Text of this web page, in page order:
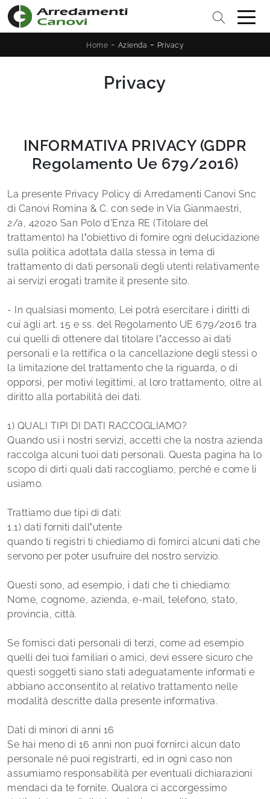
Home - Azienda - Privacy
Privacy
INFORMATIVA PRIVACY (GDPR
Regolamento Ue 679/2016)
La presente Privacy Policy di Arredamenti Canovi Snc
di Canovi Romina & C. con sede in Via Gianmaestri,
2/a, 42020 San Polo d'Enza RE (Titolare del
trattamento) ha l’obiettivo di fornire ogni delucidazione
sulla politica adottata dalla stessa in tema di
trattamento di dati personali degli utenti relativamente
ai servizi erogati tramite il presente sito.
- In qualsiasi momento, Lei potrà esercitare i diritti di
cui agli art. 15 e ss. del Regolamento UE 679/2016 tra
cui quelli di ottenere dal titolare l’accesso ai dati
personali e la rettifica o la cancellazione degli stessi o
la limitazione del trattamento che la riguarda, o di
opporsi, per motivi legittimi, al loro trattamento, oltre al
diritto alla portabilità dei dati.
1) QUALI TIPI DI DATI RACCOGLIAMO?
Quando usi i nostri servizi, accetti che la nostra azienda
raccolga alcuni tuoi dati personali. Questa pagina ha lo
scopo di dirti quali dati raccogliamo, perché e come li
usiamo.
Trattiamo due tipi di dati:
1.1) dati forniti dall’utente
quando ti registri ti chiediamo di fornirci alcuni dati che
servono per poter usufruire del nostro servizio.
Questi sono, ad esempio, i dati che ti chiediamo:
Nome, cognome, azienda, e-mail, telefono, stato,
provincia, città.
Se fornisci dati personali di terzi, come ad esempio
quelli dei tuoi familiari o amici, devi essere sicuro che
questi soggetti siano stati adeguatamente informati e
abbiano acconsentito al relativo trattamento nelle
modalità descritte dalla presente informativa.
Dati di minori di anni 16
Se hai meno di 16 anni non puoi fornirci alcun dato
personale né puoi registrarti, ed in ogni caso non
assumiamo responsabilità per eventuali dichiarazioni
mendaci da te fornite. Qualora ci accorgessimo